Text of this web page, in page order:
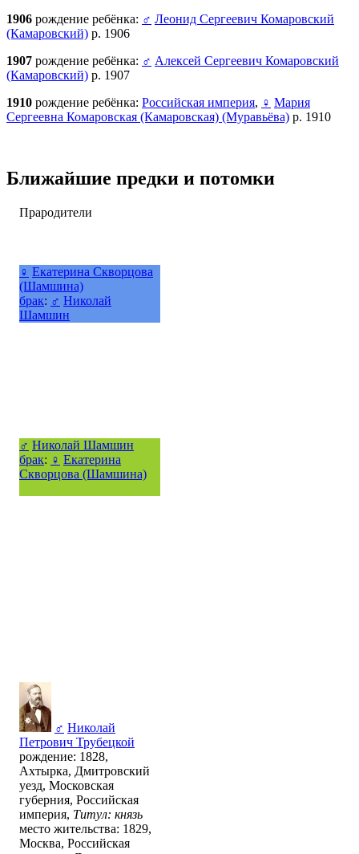
1906 рождение ребёнка: ♂ Леонид Сергеевич Комаровский
(Камаровский) р. 1906
1907 рождение ребёнка: ♂ Алексей Сергеевич Комаровский
(Камаровский) р. 1907
1910 рождение ребёнка: Российская империя, ♀ Мария
Сергеевна Комаровская (Камаровская) (Муравьёва) р. 1910
Ближайшие предки и потомки
Прародители
♀ Екатерина Скворцова
(Шамшина)
брак: ♂ Николай
Шамшин
♂ Николай Шамшин
брак: ♀ Екатерина
Скворцова (Шамшина)
♂ Николай
Петрович Трубецкой
рождение: 1828,
Ахтырка, Дмитровский
уезд, Московская
губерния, Российская
империя, Титул: князь
место жительства: 1829,
Москва, Российская